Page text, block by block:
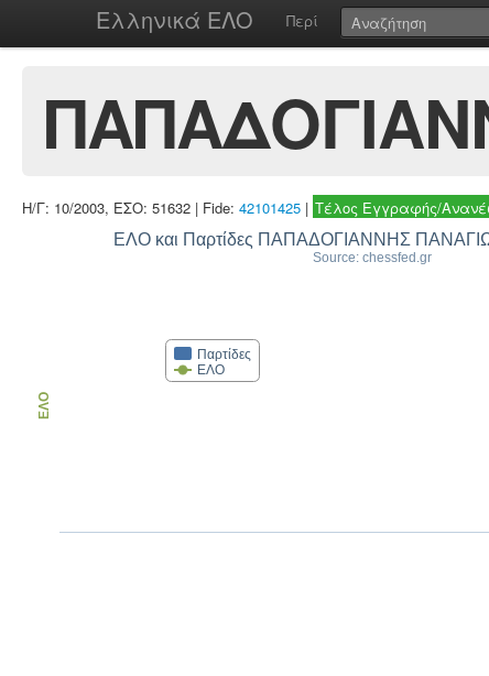
Ελληνικά ΕΛΟ Περί
Η/Γ: 10/2003, ΕΣΟ: 51632 | Fide: 42101425 | Τέλος Εγγραφής/
ΕΛΟ και Παρτίδες ΠΑΠΑΔΟΓΙΑΝΝΗΣ
Source: chessfed.gr
Παρτίδες
ΕΛΟ
ΕΛΟ